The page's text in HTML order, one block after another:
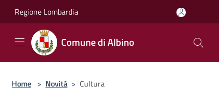
Regione Lombardia
Comune di Albino
Home > Novità > Cultura